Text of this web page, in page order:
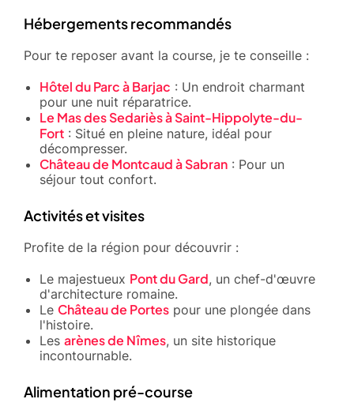
Hébergements recommandés
Pour te reposer avant la course, je te conseille :
Hôtel du Parc à Barjac : Un endroit charmant
pour une nuit réparatrice.
Le Mas des Sedariès à Saint-Hippolyte-du-
Fort : Situé en pleine nature, idéal pour
décompresser.
Château de Montcaud à Sabran : Pour un
séjour tout confort.
Activités et visites
Profite de la région pour découvrir :
Le majestueux Pont du Gard, un chef-d'œuvre
d'architecture romaine.
Le Château de Portes pour une plongée dans
l'histoire.
Les arènes de Nîmes, un site historique
incontournable.
Alimentation pré-course